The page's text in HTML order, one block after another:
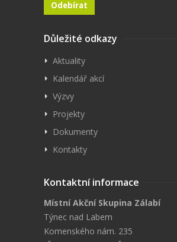
Důležité odkazy
Aktuality
Kalendář akcí
Výzvy
Projekty
Dokumenty
Kontakty
Kontaktní informace
Místní Akční Skupina Zálabí
Týnec nad Labem
Komenského nám. 235